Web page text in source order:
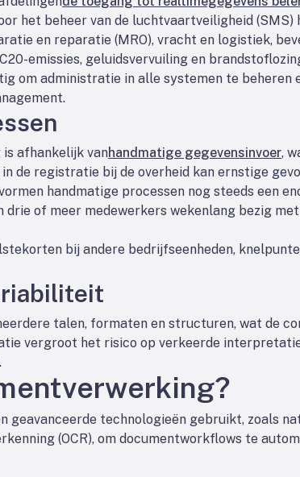
het beheer van de luchtvaartveiligheid
en reparatie (MRO), vracht en logistiek,
emissies, geluidsvervuiling en
om administratie in alle systemen te beheren
afhankelijk vanhandmatige gegevensinvoer,
de registratie bij de overheid kan ernstige
handmatige processen nog steeds een
of meer medewerkers wekenlang bezig
bij andere bedrijfseenheden,
talen, formaten en structuren, wat de
vergroot het risico op verkeerde
geavanceerde technologieën gebruikt, zoals
(OCR), om documentworkflows te